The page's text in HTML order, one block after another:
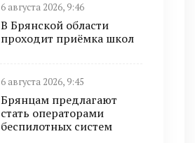
6 августа 2026, 9:46
В Брянской области
проходит приёмка школ
6 августа 2026, 9:45
Брянцам предлагают
cтать оперaтoрами
бeспилотных систeм